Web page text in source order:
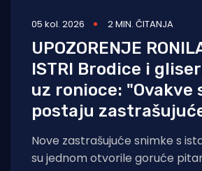
05 kol. 2026 2 MIN. ČITANJA
UPOZORENJE
ISTRI Brodice i
uz ronioce: "Ovakve
postaju
Nove zastrašujuće snimke s
su jednom otvorile goruće